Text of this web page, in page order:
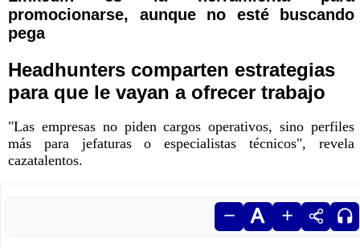
promocionarse, aunque no esté buscando
pega
Headhunters comparten estrategias
para que le vayan a ofrecer trabajo
"Las empresas no piden cargos operativos, sino perfiles
más para jefaturas o especialistas técnicos", revela
cazatalentos.